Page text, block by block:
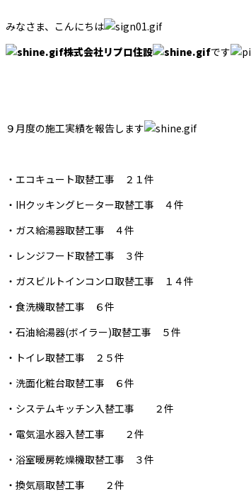
みなさま、こんにちは
株式会社リプロ住設
です
９月度の施工実績を報告します
・エコキュート取替工事 ２１件
・IHクッキングヒーター取替工事 ４件
・ガス給湯器取替工事 ４件
・レンジフード取替工事 ３件
・ガスビルトインコンロ取替工事 １４件
・食洗機取替工事 ６件
・石油給湯器(ボイラー)取替工事 ５件
・トイレ取替工事 ２５件
・洗面化粧台取替工事 ６件
・システムキッチン入替工事 ２件
・電気温水器入替工事 ２件
・浴室暖房乾燥機取替工事 ３件
・換気扇取替工事 ２件